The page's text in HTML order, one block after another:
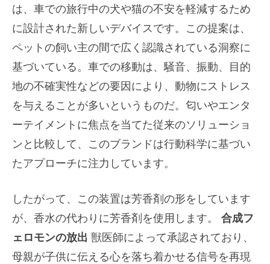
は、車での旅行中の犬や猫の不安を軽減するため
に設計された新しいデバイスです。この提案は、
ペットの飼い主の間で広く認識されている洞察に
基づいている。車での移動は、騒音、振動、目的
地の不確実性などの要因により、動物にストレス
を与えることが多いというものだ。匂いやエンタ
ーテイメントに焦点を当てた従来のソリューショ
ンと比較して、このブランドは行動科学に基づい
たアプローチに注力しています。
したがって、この装置は芳香剤の形をしています
が、香水の代わりに芳香剤を使用します。 合成フ
ェロモンの放出 獣医師によって承認されており、
母親が子供に伝える心を落ち着かせる信号を再現